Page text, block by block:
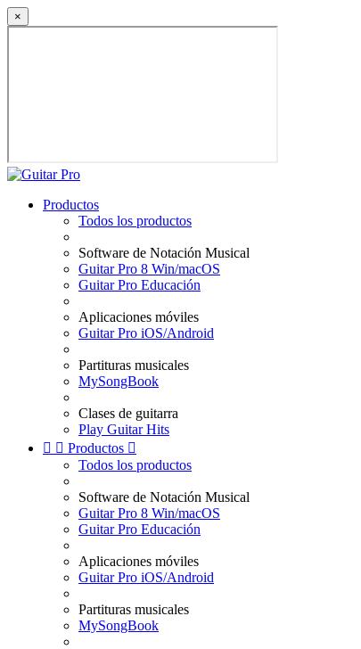
×
Productos
Todos los productos
Software de Notación Musical
Guitar Pro 8 Win/macOS
Guitar Pro Educación
Aplicaciones móviles
Guitar Pro iOS/Android
Partituras musicales
MySongBook
Clases de guitarra
Play Guitar Hits
  Productos 
Todos los productos
Software de Notación Musical
Guitar Pro 8 Win/macOS
Guitar Pro Educación
Aplicaciones móviles
Guitar Pro iOS/Android
Partituras musicales
MySongBook